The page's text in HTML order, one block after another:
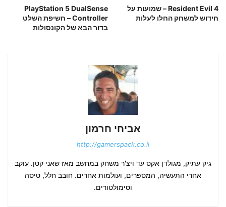
PlayStation 5 DualSense
Controller – חשיפת השלט
בדור הבא של הקונסולות
Resident Evil 4 – שמועות על
חידוש למשחק החלו לעלות
אביחי חרמון
http://gamerspack.co.il
גיק עתיק, מגולדן אקס עד ויצ'ר משחק במחשב מאז שאני קטן. עוקב
אחרי התעשיה, המספרים, ועולמות אחרים. חובב חלל, טיסה
וסימולטורים.